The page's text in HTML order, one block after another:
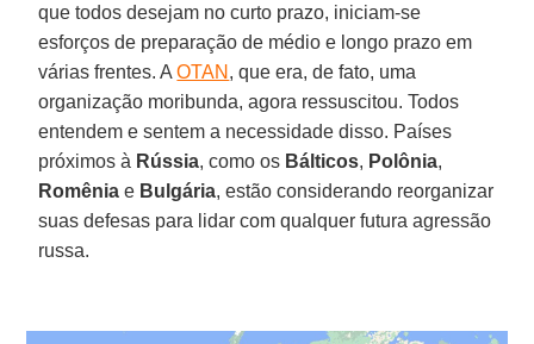
que todos desejam no curto prazo, iniciam-se
esforços de preparação de médio e longo prazo em
várias frentes. AOTAN , que era, de fato, uma
organização moribunda, agora ressuscitou. Todos
entendem e sentem a necessidade disso. Países
próximos à Rússia, como os Bálticos, Polônia,
Romênia e Bulgária, estão considerando reorganizar
suas defesas para lidar com qualquer futura agressão
russa.